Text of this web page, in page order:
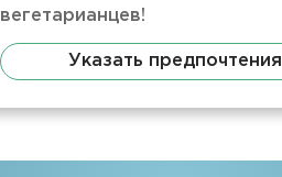
вегетарианцев!
Указать предпочтения